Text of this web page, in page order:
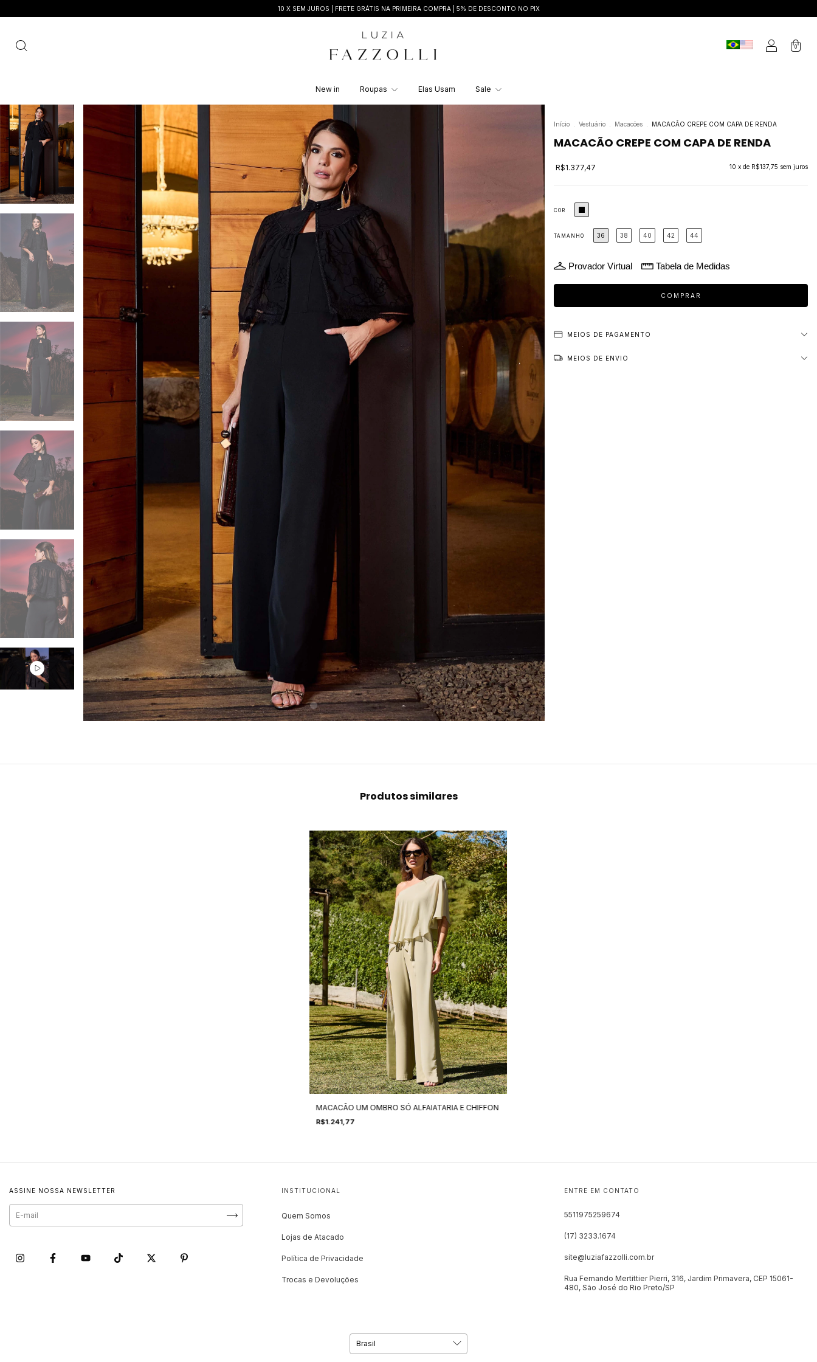
10 X SEM JUROS | FRETE GRÁTIS NA PRIMEIRA COMPRA | 5% DE DESCONTO NO PIX
0
New in Roupas Elas Usam Sale
Início Vestuário Macacões MACACÃO CREPE COM CAPA DE RENDA
MACACÃO CREPE COM CAPA DE RENDA
R$1.377,47 10 x de R$137,75 sem juros
COR
TAMANHO 36 38 40 42 44
Provador Virtual Tabela de Medidas
MEIOS DE PAGAMENTO
MEIOS DE ENVIO
Produtos similares
MACACÃO UM OMBRO SÓ ALFAIATARIA E CHIFFON
R$1.241,77
ASSINE NOSSA NEWSLETTER INSTITUCIONAL
Quem Somos
Lojas de Atacado
Política de Privacidade
Trocas e Devoluções
ENTRE EM CONTATO
5511975259674
(17) 3233.1674
site@luziafazzolli.com.br
Rua Fernando Mertittier Pierri, 316, Jardim Primavera, CEP 15061-
480, São José do Rio Preto/SP